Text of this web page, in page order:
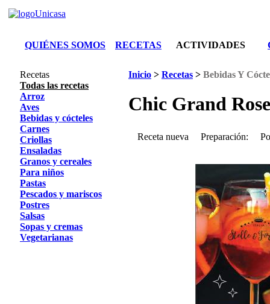
QUIÉNES SOMOS RECETAS ACTIVIDADES
Recetas
Todas las recetas
Arroz
Aves
Bebidas y cócteles
Carnes
Criollas
Ensaladas
Granos y cereales
Para niños
Pastas
Pescados y mariscos
Postres
Salsas
Sopas y cremas
Vegetarianas
Inicio > Recetas > Bebidas Y
Chic Grand Rose
Receta nueva Preparación: